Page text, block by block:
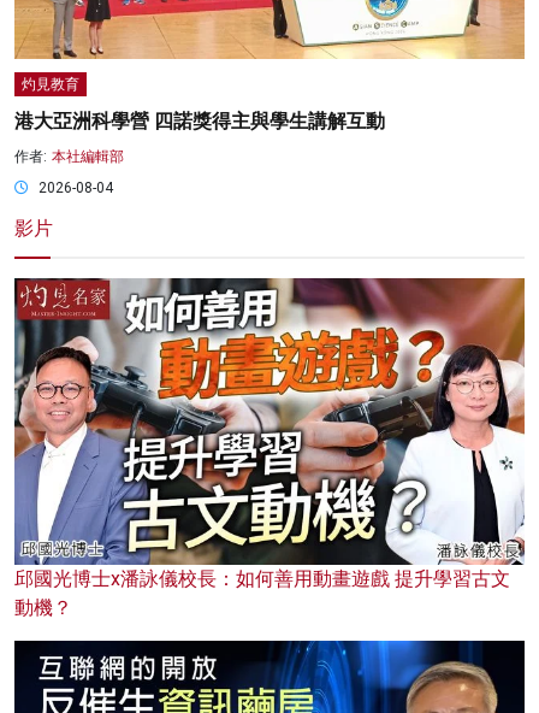
灼見教育
港大亞洲科學營 四諾獎得主與學生講解互動
作者: 本社編輯部
2026-08-04
影片
邱國光博士x潘詠儀校長：如何善用動畫遊戲 提升學習古文
動機？